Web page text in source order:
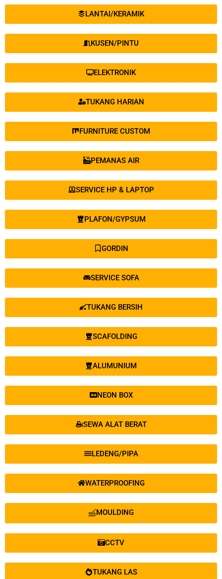
LANTAI/KERAMIK
KUSEN/PINTU
ELEKTRONIK
TUKANG HARIAN
FURNITURE CUSTOM
PEMANAS AIR
SERVICE HP & LAPTOP
PLAFON/GYPSUM
GORDIN
SERVICE SOFA
TUKANG BERSIH
SCAFOLDING
ALUMUNIUM
NEON BOX
SEWA ALAT BERAT
LEDENG/PIPA
WATERPROOFING
MOULDING
CCTV
TUKANG LAS